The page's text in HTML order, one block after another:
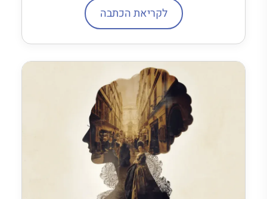
לקריאת הכתבה